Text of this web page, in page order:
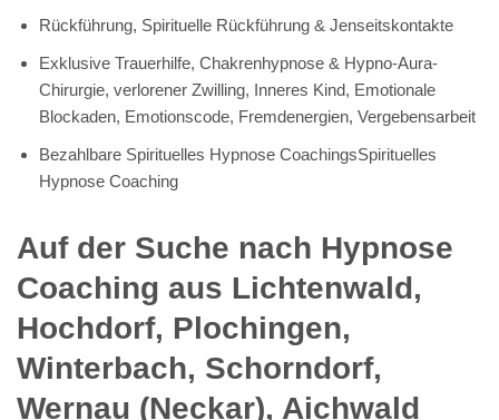
Rückführung, Spirituelle Rückführung & Jenseitskontakte
Exklusive Trauerhilfe, Chakrenhypnose & Hypno-Aura-
Chirurgie, verlorener Zwilling, Inneres Kind, Emotionale
Blockaden, Emotionscode, Fremdenergien, Vergebensarbeit
Bezahlbare Spirituelles Hypnose CoachingsSpirituelles
Hypnose Coaching
Auf der Suche nach Hypnose
Coaching aus Lichtenwald,
Hochdorf, Plochingen,
Winterbach, Schorndorf,
Wernau (Neckar), Aichwald